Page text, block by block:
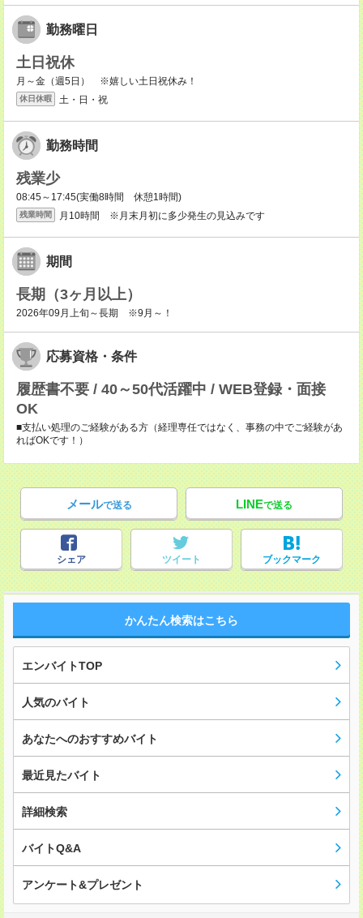
勤務曜日
土日祝休
月～金（週5日） ※嬉しい土日祝休み！
休日休暇 土・日・祝
勤務時間
残業少
08:45～17:45(実働8時間 休憩1時間)
残業時間 月10時間 ※月末月初に多少発生の見込みです
期間
長期（3ヶ月以上）
2026年09月上旬～長期 ※9月～！
応募資格・条件
履歴書不要 / 40～50代活躍中 / WEB登録・面接
OK
■支払い処理のご経験がある方（経理専任ではなく、事務の中でご経験があ
ればOKです！）
メールで送る LINEで送る
シェア ツイート ブックマーク
かんたん検索はこちら
エンバイトTOP
人気のバイト
あなたへのおすすめバイト
最近見たバイト
詳細検索
バイトQ&A
アンケート&プレゼント